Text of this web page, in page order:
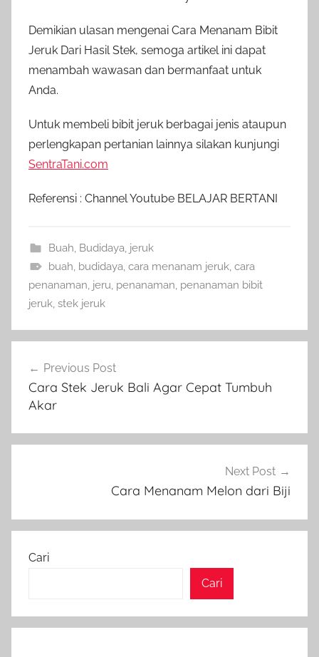
Demikian ulasan mengenai Cara Menanam Bibit
Jeruk Dari Hasil Stek, semoga artikel ini dapat
menambah wawasan dan bermanfaat untuk
Anda.
Untuk membeli bibit jeruk berbagai jenis ataupun
perlengkapan pertanian lainnya silakan kunjungi
SentraTani.com
Referensi : Channel Youtube BELAJAR BERTANI
Buah Budidaya jeruk
buah budidaya cara menanam jeruk, cara
penanaman jeru penanaman penanaman bibit
jeruk stek jeruk
pos
Previous Post
Cara Stek Jeruk Bali Agar Cepat Tumbuh
Akar
Next Post
Cara Menanam Melon dari Biji
Cari
Cari